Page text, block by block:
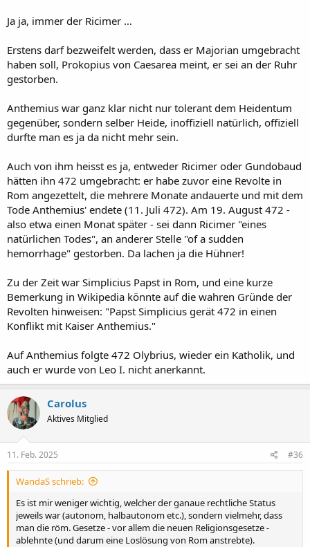
an der Reichseinheit festgehalten, wobei der Kaiser in
Konstantinopel den Vorrang beanspruchte. Ein neuer Kaiser im
eingesetzt werden. Anthemius war der Kandidat des Ostens. Er
stand dem Heidentum zwar tolerant gegenüber, aber dass er es
"wieder aufblühen lassen wollte", wäre übertrieben. (Ehe er Kaiser
zum Kaiserhaus stand und sogar die Tochter von Leos Vorgänger
Marcianus geheiratet hatte. Das wäre zu dieser Zeit nicht mehr
denkbar gewesen, wenn er selbst praktizierender Heide gewesen
wäre.) Ein neuer Iulianus war er nicht. Dass er von Marcellinus
Ricimer auf der Hand, außerdem wurde Marcellinus von Anthemius
(der ihn als Gegengewicht zu Ricimer aufbaute) gefördert.
Ja ja, immer der Ricimer …
Erstens darf bezweifelt werden, dass er Majorian umgebracht
haben soll, Prokopius von Caesarea meint, er sei an der Ruhr
gestorben.
Anthemius war ganz klar nicht nur tolerant dem Heidentum
gegenüber, sondern selber Heide, inoffiziell natürlich, offiziell
durfte man es ja da nicht mehr sein.
Auch von ihm heisst es ja, entweder Ricimer oder Gundobaud
hätten ihn 472 umgebracht: er habe zuvor eine Revolte in
Rom angezettelt, die mehrere Monate andauerte und mit dem
Tode Anthemius' endete (11. Juli 472). Am 19. August 472 -
also etwa einen Monat später - sei dann Ricimer "eines
natürlichen Todes", an anderer Stelle "of a sudden
hemorrhage" gestorben. Da lachen ja die Hühner!
Zu der Zeit war Simplicius Papst in Rom, und eine kurze
Bemerkung in Wikipedia könnte auf die wahren Gründe der
Revolten hinweisen: "Papst Simplicius gerät 472 in einen
Konflikt mit Kaiser Anthemius."
Auf Anthemius folgte 472 Olybrius, wieder ein Katholik, und
auch er wurde von Leo I. nicht anerkannt.
Carolus
Aktives Mitglied
11. Feb. 2025 #36
WandaS schrieb:
Es ist mir weniger wichtig, welcher der ganaue rechtliche Status
jeweils war (autonom, halbautonom etc.), sondern vielmehr, dass
man die röm. Gesetze - vor allem die neuen Religionsgesetze -
ablehnte (und darum eine Loslösung von Rom anstrebte).